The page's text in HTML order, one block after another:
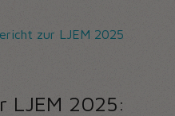
zur LJEM 2025
LJEM 2025: